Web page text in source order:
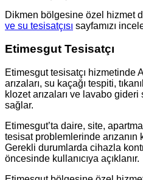
Dikmen bölgesine özel hizmet
ve su tesisatçısı sayfamızı
Etimesgut Tesisatçı
Etimesgut tesisatçı hizmetinde
arızaları, su kaçağı tespiti,
klozet arızaları ve lavabo
sağlar.
Etimesgut’ta daire, site,
tesisat problemlerinde arızanın
Gerekli durumlarda cihazla
öncesinde kullanıcıya açıklanır.